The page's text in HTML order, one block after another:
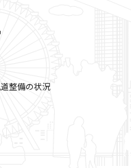
整備の状況